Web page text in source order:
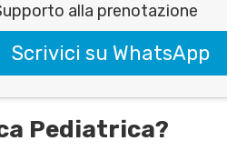
alla prenotazione
Scrivici su WhatsApp
Pediatrica?